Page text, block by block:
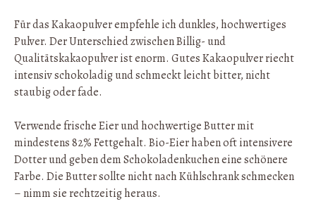
Für das Kakaopulver empfehle ich dunkles, hochwertiges
Pulver. Der Unterschied zwischen Billig- und
Qualitätskakaopulver ist enorm. Gutes Kakaopulver riecht
intensiv schokoladig und schmeckt leicht bitter, nicht
staubig oder fade.
Verwende frische Eier und hochwertige Butter mit
mindestens 82% Fettgehalt. Bio-Eier haben oft intensivere
Dotter und geben dem Schokoladenkuchen eine schönere
Farbe. Die Butter sollte nicht nach Kühlschrank schmecken
– nimm sie rechtzeitig heraus.